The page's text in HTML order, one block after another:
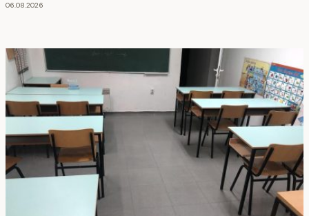
06.08.2026